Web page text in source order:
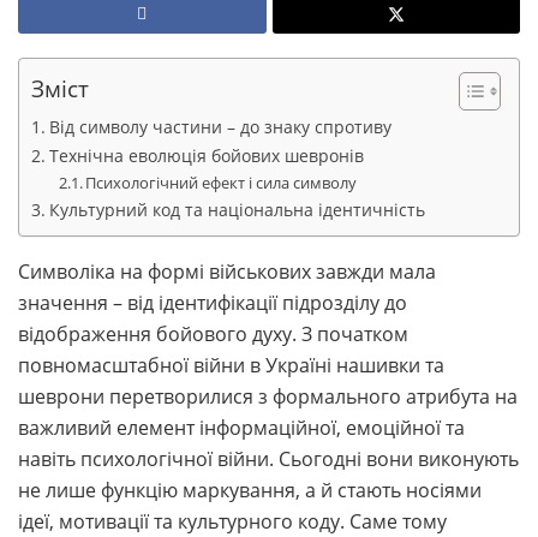
Зміст
Від символу частини – до знаку спротиву
Технічна еволюція бойових шевронів
Психологічний ефект і сила символу
Культурний код та національна ідентичність
Символіка на формі військових завжди мала
значення – від ідентифікації підрозділу до
відображення бойового духу. З початком
повномасштабної війни в Україні нашивки та
шеврони перетворилися з формального атрибута на
важливий елемент інформаційної, емоційної та
навіть психологічної війни. Сьогодні вони виконують
не лише функцію маркування, а й стають носіями
ідеї, мотивації та культурного коду. Саме тому